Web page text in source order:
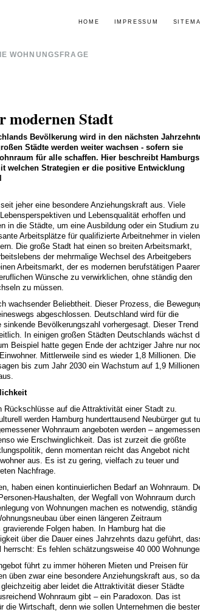
WOHNUNGSFRAGE
HOME IMPRESSUM
modernen Stadt
Bevölkerung wird in den nächsten
Städte werden weiter wachsen - sofern sie
für alle schaffen. Hier beschreibt Hamburgs
welchen Strategien er die positive Entwicklung
jeher eine besondere Anziehungskraft aus. Viele
und Lebensqualität erhoffen und
in die Städte, um eine Ausbildung oder ein Studium zu
Arbeitsplätze für qualifizierte Arbeitnehmer in vielen
Die große Stadt hat einen so breiten Arbeitsmarkt,
der mehrmalige Wechsel des Arbeitgebers
Arbeitsmarkt, der es modernen berufstätigen
Wünsche zu verwirklichen, ohne ständig den
zu müssen.
wachsender Beliebtheit. Dieser Prozess, die
abgeschlossen. Deutschland wird für die
Bevölkerungszahl vorhergesagt. Dieser Trend
In einigen großen Städten Deutschlands wächst
Beispiel hatte gegen Ende der achtziger Jahre nur
Mittlerweile sind es wieder 1,8 Millionen. Die
bis zum Jahr 2030 ein Wachstum auf 1,9 Millionen
Rückschlüsse auf die Attraktivität einer Stadt zu.
werden Hamburg hunderttausend Neubürger gut
Wohnraum angeboten werden – angemessen
wie Erschwinglichkeit. Das ist zurzeit die größte
denn momentan reicht das Angebot nicht
aus. Es ist zu gering, vielfach zu teuer und
Nachfrage.
haben einen kontinuierlichen Bedarf an Wohnraum.
Haushalten, der Wegfall von Wohnraum durch
von Wohnungen machen es notwendig, ständig
über einen längeren Zeitraum
Folgen haben. In Hamburg hat die
über die Dauer eines Jahrzehnts dazu geführt,
herrscht: Es fehlen schätzungsweise 40 000
führt zu immer höheren Mieten und Preisen für
üben zwar eine besondere Anziehungskraft aus, so
aber leidet die Attraktivität dieser Städte
Wohnraum gibt – ein Paradoxon. Das ist
die Wirtschaft, denn wie sollen Unternehmen die